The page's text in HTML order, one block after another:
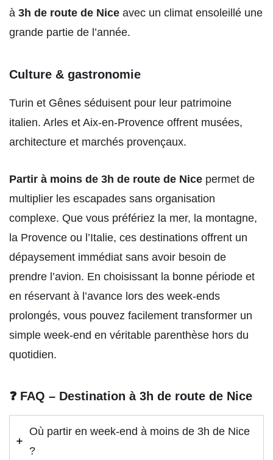
à 3h de route de Nice avec un climat ensoleillé une
grande partie de l’année.
Culture & gastronomie
Turin et Gênes séduisent pour leur patrimoine
italien. Arles et Aix-en-Provence offrent musées,
architecture et marchés provençaux.
Partir à moins de 3h de route de Nice permet de
multiplier les escapades sans organisation
complexe. Que vous préfériez la mer, la montagne,
la Provence ou l’Italie, ces destinations offrent un
dépaysement immédiat sans avoir besoin de
prendre l’avion. En choisissant la bonne période et
en réservant à l’avance lors des week-ends
prolongés, vous pouvez facilement transformer un
simple week-end en véritable parenthèse hors du
quotidien.
❓ FAQ – Destination à 3h de route de Nice
Où partir en week-end à moins de 3h de Nice
?